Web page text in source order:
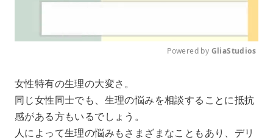
t
Powered by GliaStudios
女性特有の生理の大変さ。
同じ女性同士でも、生理の悩みを相談することに抵抗
感がある方もいるでしょう。
人によって生理の悩みもさまざまなこともあり、デリ